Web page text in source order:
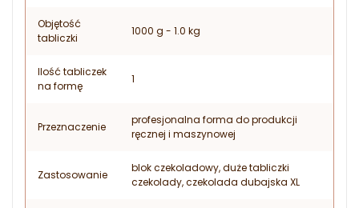
Objętość
tabliczki
1000 g - 1.0 kg
Ilość tabliczek
na formę
1
Przeznaczenie
profesjonalna forma do produkcji
ręcznej i maszynowej
Zastosowanie
blok czekoladowy, duże tabliczki
czekolady, czekolada dubajska XL